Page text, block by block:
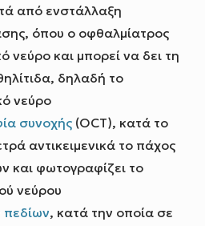
από ενστάλλαξη
όπου ο οφθαλμίατρος
νεύρο και μπορεί να δει τη
δηλαδή το
νεύρο
συνοχής(OCT), κατά το
αντικειμενικά το πάχος
και φωτογραφίζει το
νεύρου
πεδίων, κατά την οποία σε